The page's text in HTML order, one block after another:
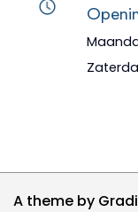
A theme by